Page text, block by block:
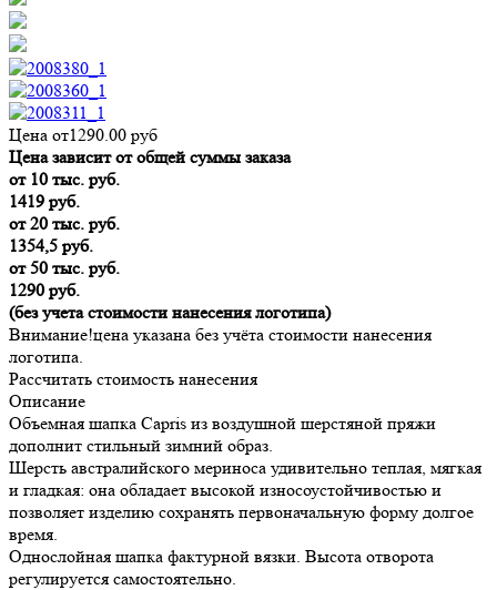
Цена от1290.00 руб
Цена зависит от общей суммы заказа
от 10 тыс. руб.
1419 руб.
от 20 тыс. руб.
1354,5 руб.
от 50 тыс. руб.
1290 руб.
(без учета стоимости нанесения логотипа)
Внимание!цена указана без учёта стоимости нанесения
логотипа.
Рассчитать стоимость нанесения
Описание
Объемная шапка Capris из воздушной шерстяной пряжи
дополнит стильный зимний образ.
Шерсть австралийского мериноса удивительно теплая, мягкая
и гладкая: она обладает высокой износоустойчивостью и
позволяет изделию сохранять первоначальную форму долгое
время.
Однослойная шапка фактурной вязки. Высота отворота
регулируется самостоятельно.